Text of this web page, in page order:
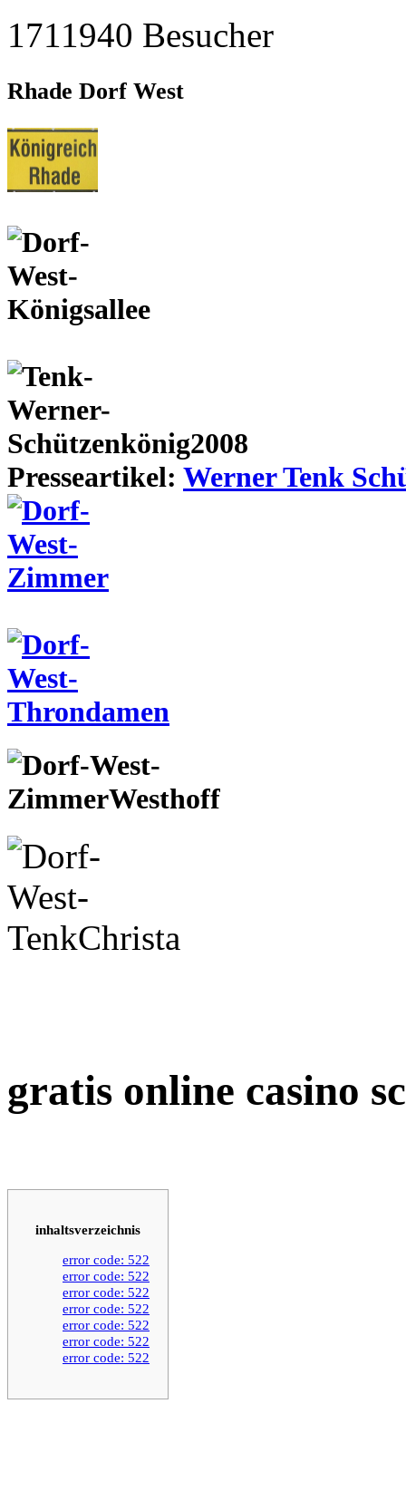
1711940 Besucher
Rhade Dorf West
Presseartikel: Werner Tenk
gratis online casino
inhaltsverzeichnis
error code: 522
error code: 522
error code: 522
error code: 522
error code: 522
error code: 522
error code: 522